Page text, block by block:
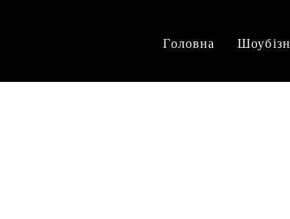
Головна